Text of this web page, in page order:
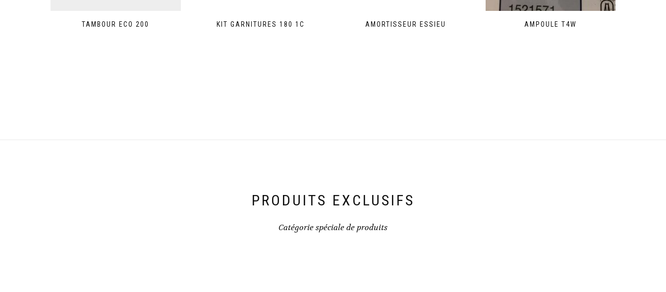
TAMBOUR ECO 200 KIT GARNITURES 180 1C AMORTISSEUR ESSIEU AMPOULE T4W
PRODUITS EXCLUSIFS
Catégorie spéciale de produits